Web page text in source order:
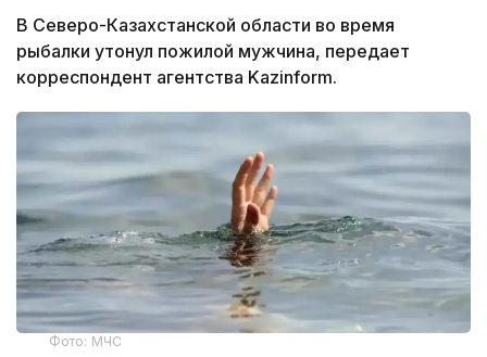
В Северо-Казахстанской области во время
рыбалки утонул пожилой мужчина, передает
корреспондент агентства Kazinform.
Фото: МЧС